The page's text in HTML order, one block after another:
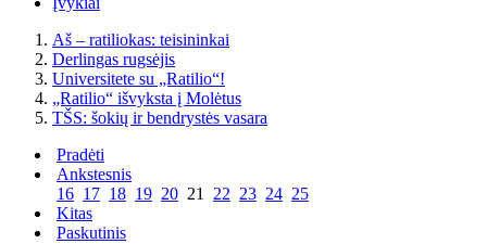
Aš – ratiliokas: teisininkai
Derlingas rugsėjis
Universitete su „Ratilio“!
„Ratilio“ išvyksta į Molėtus
TŠS: šokių ir bendrystės vasara
Pradėti
Ankstesnis
16 17 18 19 20 21 22 23 24 25
Kitas
Paskutinis